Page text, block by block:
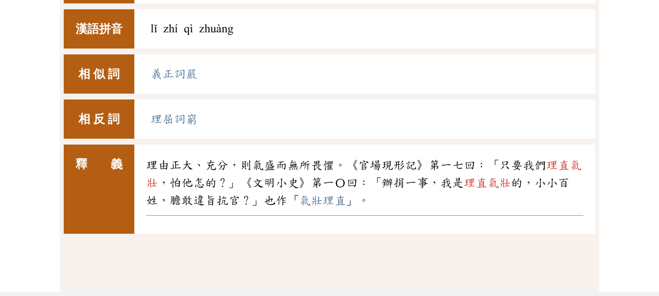
漢語拼音 lǐ zhí qì zhuàng
相 似 詞 義正詞嚴
相 反 詞 理屈詞窮
釋 義 理由正大、充分，則氣盛而無所畏懼。《官場現形記》第一七回：「只要我們理直氣
壯 ，怕他怎的？」《文明小史》第一〇回：「辦捐一事，我是 理直氣壯的，小小百
姓，膽敢違旨抗官？」也作「 氣壯理直 」。